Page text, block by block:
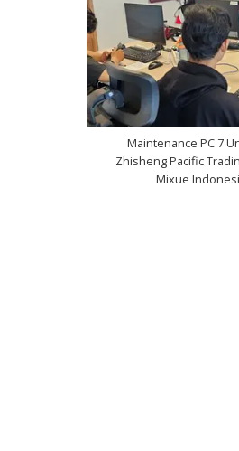
Maintenance PC 7
Zhisheng Pacific
Mixue